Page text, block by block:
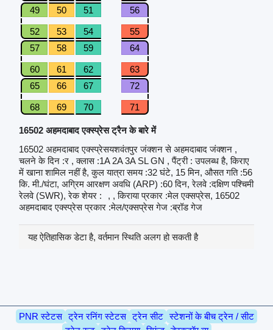
49
50 51 56
52 53 54
55
57
58 59 64
60 61 62
63
65
66 67 72
68 69 70 71
16502 अहमदाबाद एक्स्प्रेस ट्रैन के बारे में
16502 अहमदाबाद एक्स्प्रेसयशवंतपुर जंक्शन से अहमदाबाद जंक्शन ,
चलने के दिन :र , क्लास :1A 2A 3A SL GN , पैंट्री : उपलब्ध है, किराए
में खाना शामिल नहीं है, कुल यात्रा समय :32 घंटे, 15 मिन, औसत गति :56
कि. मी./घंटा, अग्रिम आरक्षण अवधि (ARP) :60 दिन, रेलवे :दक्षिण पश्चिमी
रेलवे (SWR), रेक शेयर :
, , किराया प्रकार :मेल एक्सप्रेस, 16502
अहमदाबाद एक्स्प्रेस प्रकार :मेल/एक्सप्रेस गेज :ब्रॉड गेज
यह ऐतिहासिक डेटा है, वर्तमान स्थिति अलग हो सकती है
PNR स्टेटस ट्रेन रनिंग स्टेटस ट्रेन सीट स्टेशनों के बीच ट्रेन / सीट